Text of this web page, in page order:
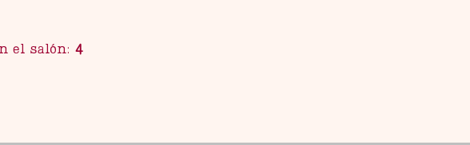
el salón: 4